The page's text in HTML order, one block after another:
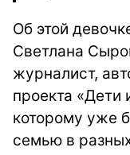
Об этой
Светлана
журналист,
проекта «Дети
которому уже
семью в